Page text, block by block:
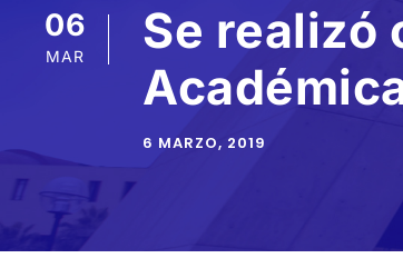
06
MAR
Se realizó
6 MARZO, 2019